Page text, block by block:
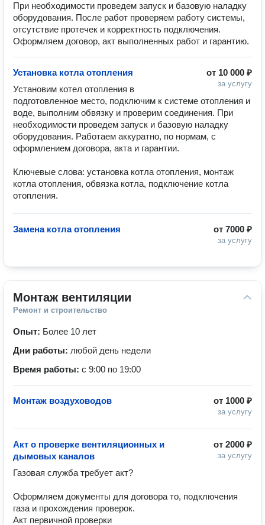
При необходимости проведем запуск и базовую наладку
оборудования. После работ проверяем работу системы,
отсутствие протечек и корректность подключения.
Оформляем договор, акт выполненных работ и гарантию.
от 10 000 ₽
за услугу
Установка котла отопления
Установим котел отопления в
подготовленное место, подключим к системе отопления и
воде, выполним обвязку и проверим соединения. При
необходимости проведем запуск и базовую наладку
оборудования. Работаем аккуратно, по нормам, с
оформлением договора, акта и гарантии.
Ключевые слова: установка котла отопления, монтаж
котла отопления, обвязка котла, подключение котла
отопления.
от 7000 ₽
за услугу
Замена котла отопления
Монтаж вентиляции
Ремонт и строительство
Опыт: Более 10 лет
Дни работы: любой день недели
Время работы: с 9:00 по 19:00
от 1000 ₽
за услугу
Монтаж воздуховодов
от 2000 ₽
за услугу
Акт о проверке вентиляционных и
дымовых каналов
Газовая служба требует акт?
Оформляем документы для договора то, подключения
газа и прохождения проверок.
Акт первичной проверки